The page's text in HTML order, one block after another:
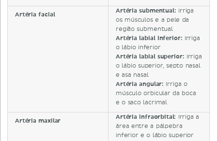
Artéria facial
Artéria submentual: Irriga
os músculos e a pele da
região submentual
Artéria labial inferior: Irriga
o lábio inferior
Artéria labial superior: Irriga
o lábio superior, septo nasal
e asa nasal
Artéria angular: Irriga o
músculo orbicular da boca
e o saco lacrimal
Artéria maxilar
Artéria infraorbital: Irriga a
área entre a pálpebra
inferior e o lábio superior